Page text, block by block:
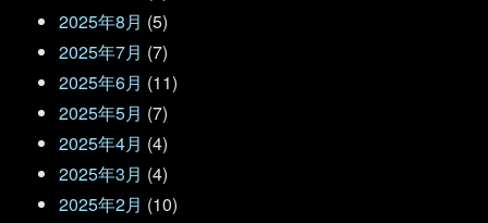
2025年8月 (5)
2025年7月 (7)
2025年6月 (11)
2025年5月 (7)
2025年4月 (4)
2025年3月 (4)
2025年2月 (10)